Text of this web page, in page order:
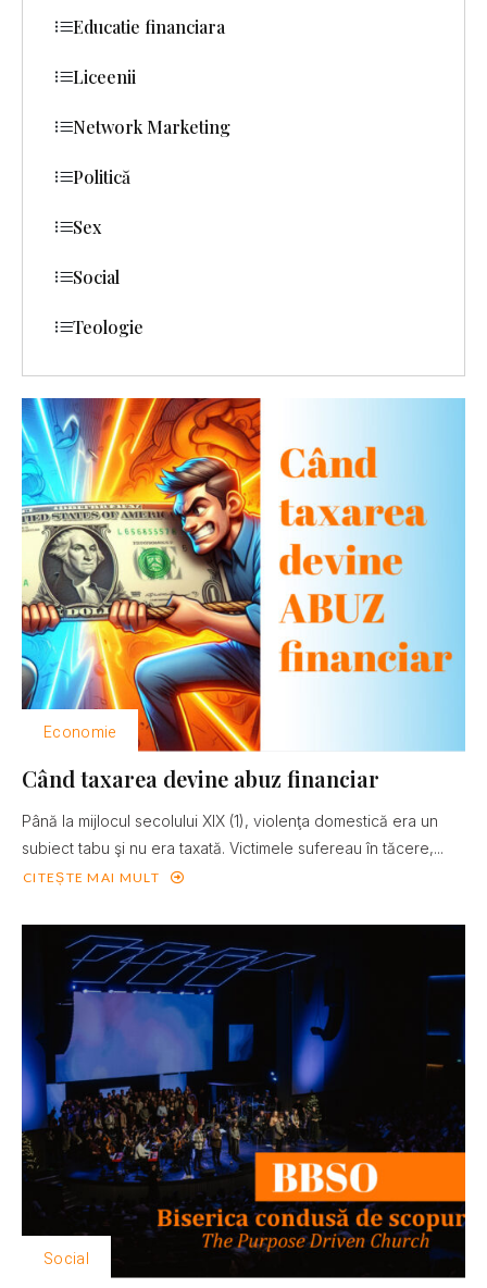
Economie
Când taxarea devine abuz financiar
Până la mijlocul secolului XIX (1), violenţa domestică era un
subiect tabu şi nu era taxată. Victimele sufereau în tăcere,...
CITEȘTE MAI MULT
Social
Educatie financiara
Liceenii
Network Marketing
Politică
Sex
Social
Teologie